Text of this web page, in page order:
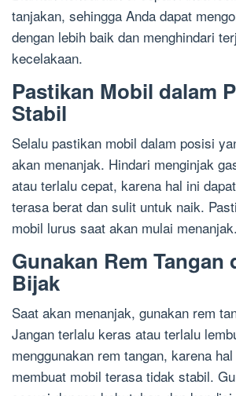
tanjakan, sehingga Anda dapat
dengan lebih baik dan menghindari
kecelakaan.
Pastikan Mobil dalam
Stabil
Selalu pastikan mobil dalam posisi
akan menanjak. Hindari menginjak
atau terlalu cepat, karena hal ini
terasa berat dan sulit untuk naik.
mobil lurus saat akan mulai menanjak.
Gunakan Rem Tangan
Bijak
Saat akan menanjak, gunakan rem
Jangan terlalu keras atau terlalu
menggunakan rem tangan, karena
membuat mobil terasa tidak stabil.